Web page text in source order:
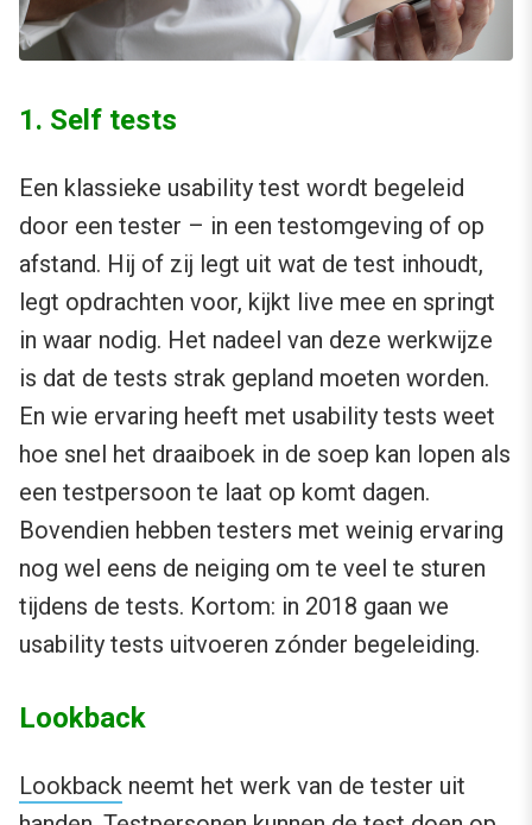
1. Self tests
Een klassieke usability test wordt begeleid
door een tester – in een testomgeving of op
afstand. Hij of zij legt uit wat de test inhoudt,
legt opdrachten voor, kijkt live mee en springt
in waar nodig. Het nadeel van deze werkwijze
is dat de tests strak gepland moeten worden.
En wie ervaring heeft met usability tests weet
hoe snel het draaiboek in de soep kan lopen als
een testpersoon te laat op komt dagen.
Bovendien hebben testers met weinig ervaring
nog wel eens de neiging om te veel te sturen
tijdens de tests. Kortom: in 2018 gaan we
usability tests uitvoeren zónder begeleiding.
Lookback
Lookback neemt het werk van de tester uit